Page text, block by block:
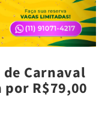
de Carnaval
R$79,00